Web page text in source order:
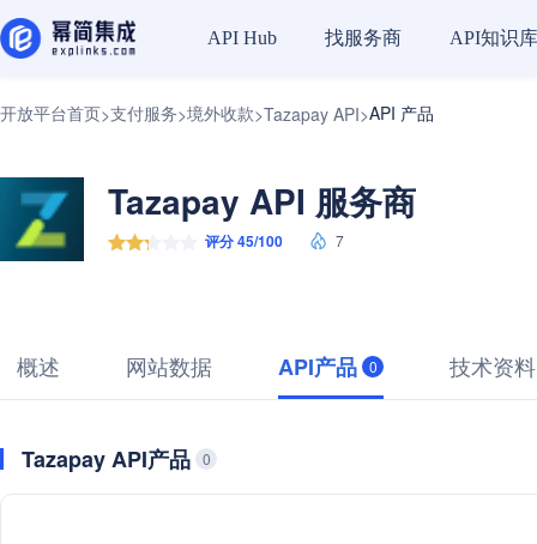
API Hub 找服务商 API知识库
开放平台首页>支付服务>境外收款>Tazapay API>API 产品
Tazapay API 服务商
评分 45/100 7
概述 网站数据 API产品 0 技术资料
Tazapay API产品 0